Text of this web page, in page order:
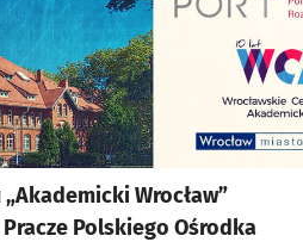
Wrocław”
Polskiego Ośrodka